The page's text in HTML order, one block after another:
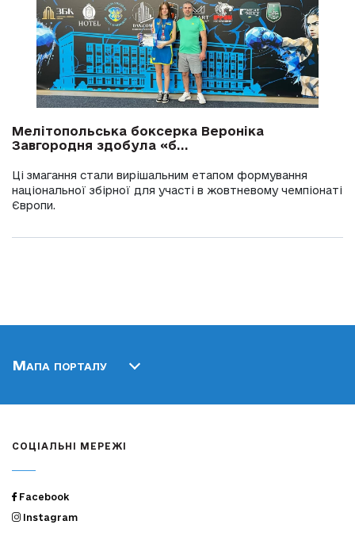
Мелітопольська боксерка Вероніка
Завгородня здобула «б...
Ці змагання стали вирішальним етапом формування
національної збірної для участі в жовтневому чемпіонаті
Європи.
Мапа порталу
СОЦІАЛЬНІ МЕРЕЖІ
Facebook
Instagram